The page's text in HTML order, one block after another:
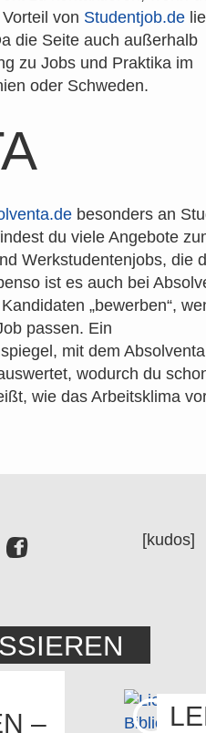
von Studentjob.de
die Seite auch außerhalb
zu Jobs und Praktika im
oder Schweden.
besonders an
du viele Angebote
Werkstudentenjobs, die
ist es auch bei
„bewerben“,
passen. Ein
mit dem Absolventa
wodurch du
wie das Arbeitsklima
[kudos]
–